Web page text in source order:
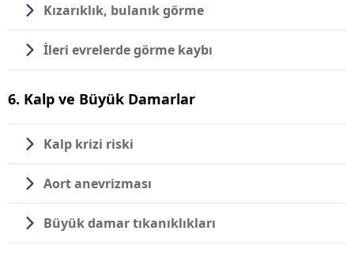
Kızarıklık, bulanık görme
İleri evrelerde görme kaybı
6. Kalp ve Büyük Damarlar
Kalp krizi riski
Aort anevrizması
Büyük damar tıkanıklıkları